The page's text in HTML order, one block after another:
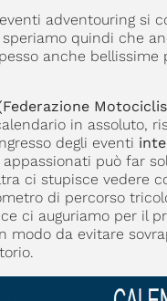
adventouring si
quindi che
anche
in assoluto,
degli eventi
appassionati può far
ci stupisce vedere
di percorso
ci auguriamo per il
modo da evitare